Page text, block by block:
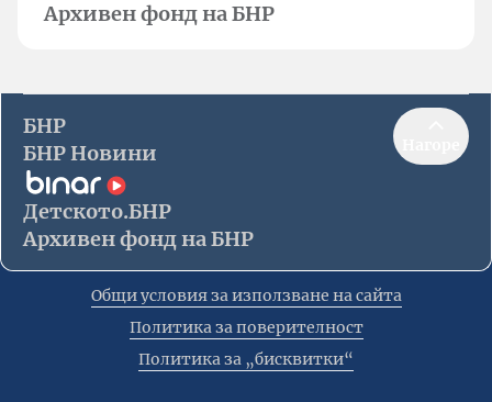
Архивен фонд на БНР
БНР
БНР Новини
Детското.БНР
Архивен фонд на БНР
Общи условия за използване на сайта
Политика за поверителност
Политика за „бисквитки“